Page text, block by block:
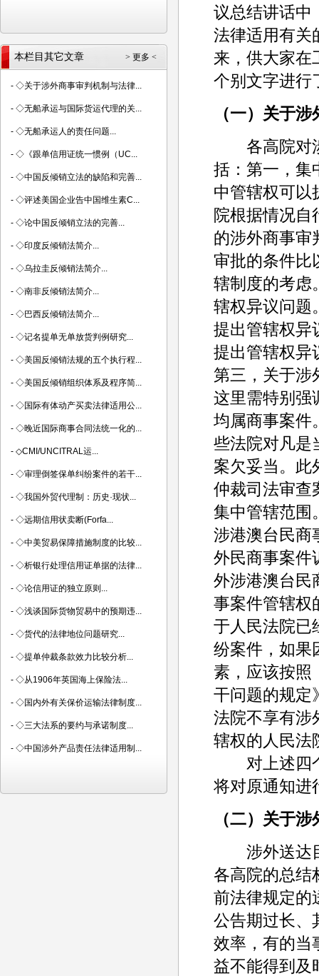
议总结讲话中
法律适用有关
来，供大家在
个别文字进行
（一）关于
各高院对涉
括：第一，集
中管辖权可以
院根据情况自
的涉外商事审
审批的条件比
辖制度的考虑
辖权异议问题
提出管辖权异
提出管辖权异
第三，关于涉
这里需特别强
均属商事案件
些法院对凡是
案欠妥当。此
仲裁司法审查
集中管辖范围
涉港澳台民商
外民商事案件
外涉港澳台民
事案件管辖权
于人民法院已
纷案件，如果
素，应该按照
干问题的规定
法院不享有涉
辖权的人民法
对上述四个
将对原通知进
（二）关于
涉外送达目
各高院的总结
前法律规定的
公告期过长、
效率，有的当
益不能得到及
> 更多 <
本栏目其它文章
- ◇关于涉外商事审判机制与法律...
- ◇无船承运与国际货运代理的关...
- ◇无船承运人的责任问题...
- ◇《跟单信用证统一惯例（UC...
- ◇中国反倾销立法的缺陷和完善...
- ◇评述美国企业告中国维生素C...
- ◇论中国反倾销立法的完善...
- ◇印度反倾销法简介...
- ◇乌拉圭反倾销法简介...
- ◇南非反倾销法简介...
- ◇巴西反倾销法简介...
- ◇记名提单无单放货判例研究...
- ◇美国反倾销法规的五个执行程...
- ◇美国反倾销组织体系及程序简...
- ◇国际有体动产买卖法律适用公...
- ◇晚近国际商事合同法统一化的...
- ◇CMI/UNCITRAL运...
- ◇审理倒签保单纠纷案件的若干...
- ◇我国外贸代理制：历史·现状...
- ◇远期信用状卖断(Forfa...
- ◇中美贸易保障措施制度的比较...
- ◇析银行处理信用证单据的法律...
- ◇论信用证的独立原则...
- ◇浅谈国际货物贸易中的预期违...
- ◇货代的法律地位问题研究...
- ◇提单仲裁条款效力比较分析...
- ◇从1906年英国海上保险法...
- ◇国内外有关保价运输法律制度...
- ◇三大法系的要约与承诺制度...
- ◇中国涉外产品责任法律适用制...